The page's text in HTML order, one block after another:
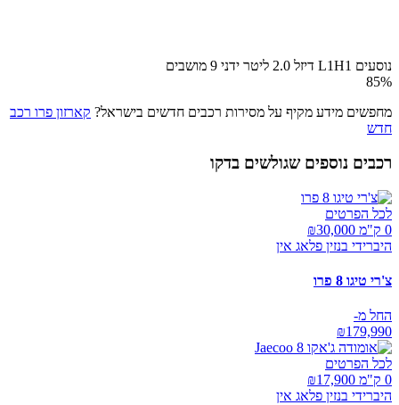
נוסעים L1H1 דיזל 2.0 ליטר ידני 9 מושבים
85%
מחפשים מידע מקיף על מסירות רכבים חדשים בישראל? קארזון פרו רכב
חדש
רכבים נוספים שגולשים בדקו
לכל הפרטים
0 ק"מ ₪
30,000
היברידי בנזין פלאג אין
צ'רי טיגו 8 פרו
החל מ-
₪179,990
לכל הפרטים
0 ק"מ ₪
17,900
היברידי בנזין פלאג אין